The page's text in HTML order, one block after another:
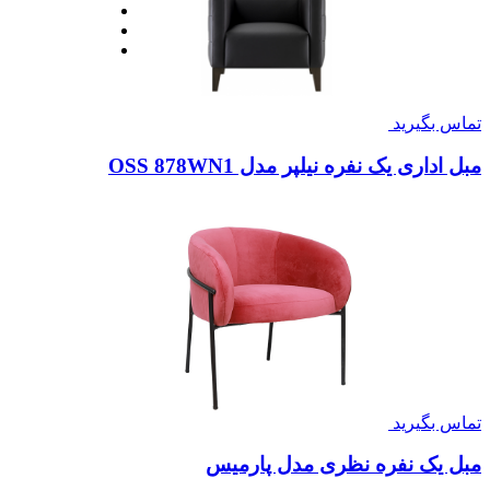
تماس بگیرید
مبل اداری یک نفره نیلپر مدل OSS 878WN1
تماس بگیرید
مبل یک نفره نظری مدل پارمیس